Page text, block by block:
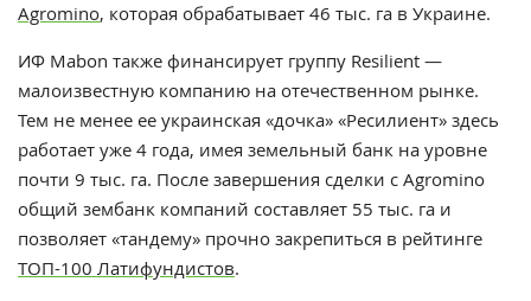
Agromino, которая обрабатывает 46 тыс. га в Украине.
ИФ Mabon также финансирует группу Resilient —
малоизвестную компанию на отечественном рынке.
Тем не менее ее украинская «дочка» «Ресилиент» здесь
работает уже 4 года, имея земельный банк на уровне
почти 9 тыс. га. После завершения сделки с Agromino
общий зембанк компаний составляет 55 тыс. га и
позволяет «тандему» прочно закрепиться в рейтинге
ТОП-100 Латифундистов.